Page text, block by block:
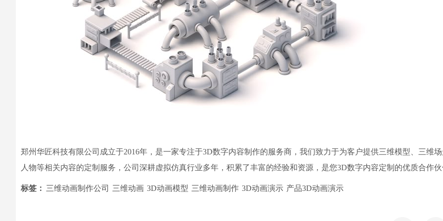
郑州华匠科技有限公司成立于2016年，是一家专注于3D数字内容制作的服务商，我们致力于为客户提供三维模型、三维场
人物等相关内容的定制服务，公司深耕虚拟仿真行业多年，积累了丰富的经验和资源，是您3D数字内容定制的优质合作伙
标签： 三维动画制作公司 三维动画 3D动画模型 三维动画制作 3D动画演示 产品3D动画演示